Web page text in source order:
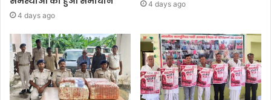
4 days ago
4 days ago